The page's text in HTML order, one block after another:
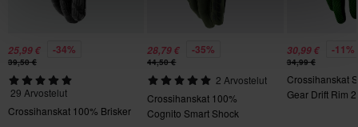
Sertifiointistandardi
Ei määritelty
25,99 € -34%
39,50 €
29 Arvostelut
Crossihanskat 100% Brisker
28,79 € -35%
44,50 €
2 Arvostelut
Crossihanskat 100%
Cognito Smart Shock
30,99 € -11%
34,99 €
Crossihanskat
Gear Drift Rim